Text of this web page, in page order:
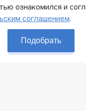
ознакомился и
соглашением.
Подобрать